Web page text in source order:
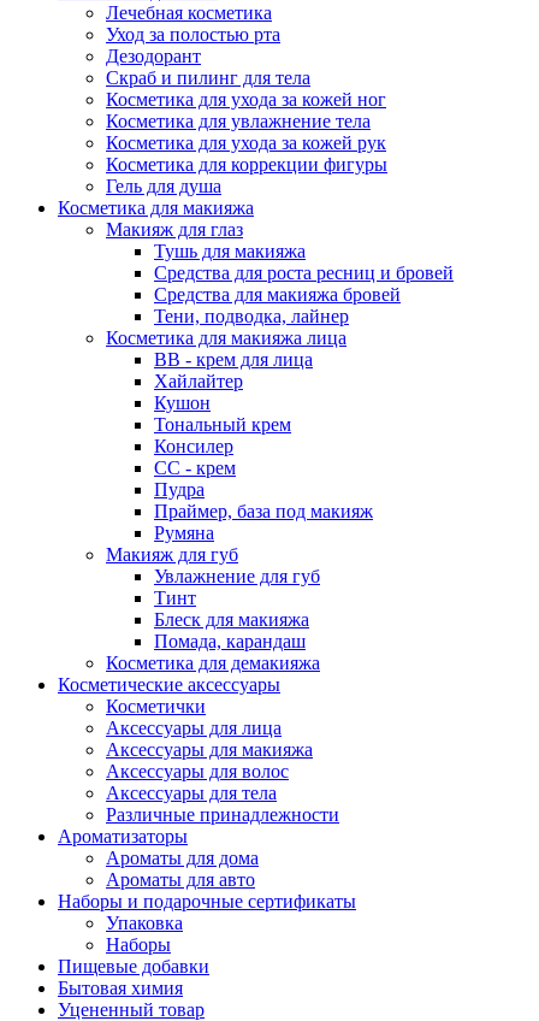
Лечебная косметика
Уход за полостью рта
Дезодорант
Скраб и пилинг для тела
Косметика для ухода за кожей ног
Косметика для увлажнение тела
Косметика для ухода за кожей рук
Косметика для коррекции фигуры
Гель для душа
Косметика для макияжа
Макияж для глаз
Тушь для макияжа
Средства для роста ресниц и бровей
Средства для макияжа бровей
Тени, подводка, лайнер
Косметика для макияжа лица
ВВ - крем для лица
Хайлайтер
Кушон
Тональный крем
Консилер
СС - крем
Пудра
Праймер, база под макияж
Румяна
Макияж для губ
Увлажнение для губ
Тинт
Блеск для макияжа
Помада, карандаш
Косметика для демакияжа
Косметические аксессуары
Косметички
Аксессуары для лица
Аксессуары для макияжа
Аксессуары для волос
Аксессуары для тела
Различные принадлежности
Ароматизаторы
Ароматы для дома
Ароматы для авто
Наборы и подарочные сертификаты
Упаковка
Наборы
Пищевые добавки
Бытовая химия
Уцененный товар